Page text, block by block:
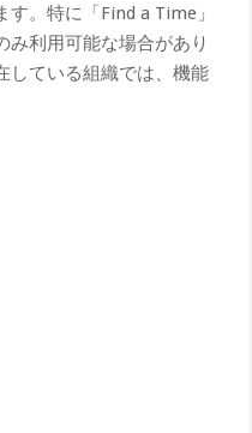
。特に「Find a Time」
み利用可能な場合があり
している組織では、機能